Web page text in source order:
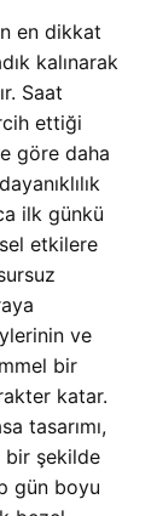
en dikkat
kalınarak
Saat
ettiği
göre daha
ilk günkü
etkilere
ve
bir
katar.
tasarımı,
bir şekilde
gün boyu